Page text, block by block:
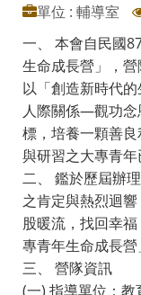
單位 : 輔導室
一、 本會自民國
生命成長營」，
以「創造新時代
人際關係—觀功念
標，培養一顆善
與研習之大專青年
二、 鑑於歷屆辦
之肯定與熱烈迴
股暖流，找回幸
專青年生命成長營
三、 營隊資訊
(一) 指導單位：教